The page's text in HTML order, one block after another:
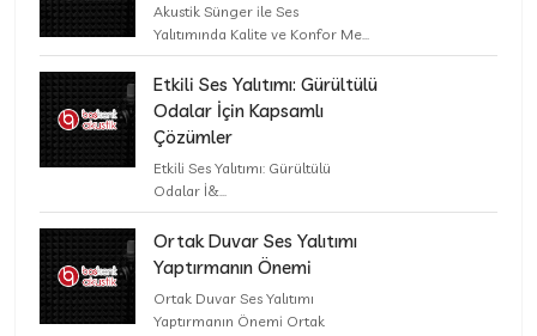
Akustik Sünger ile Ses
Yalıtımında Kalite ve Konfor Me...
Etkili Ses Yalıtımı: Gürültülü
Odalar İçin Kapsamlı
Çözümler
Etkili Ses Yalıtımı: Gürültülü
Odalar İ&...
Ortak Duvar Ses Yalıtımı
Yaptırmanın Önemi
Ortak Duvar Ses Yalıtımı
Yaptırmanın Önemi Ortak